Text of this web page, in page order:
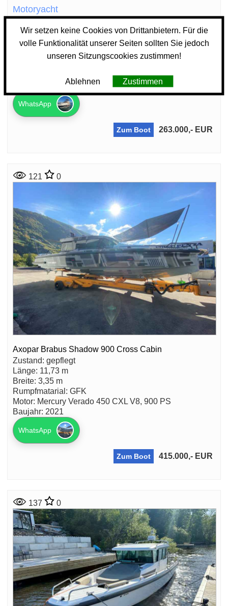
Motoryacht
Zustand: gepflegt
Länge: 11,9 m
Breite: 3,82 m
Motor: Cummins Diesel 5,9 Liter, 760 PS
WhatsApp
Zum Boot 263.000,- EUR
121 0
Axopar Brabus Shadow 900 Cross Cabin
Zustand: gepflegt
Länge: 11,73 m
Breite: 3,35 m
Rumpfmatarial: GFK
Motor: Mercury Verado 450 CXL V8, 900 PS
Baujahr: 2021
WhatsApp
Zum Boot 415.000,- EUR
137 0
Wir setzen keine Cookies von Drittanbietern. Für die
volle Funktionalität unserer Seiten sollten Sie jedoch
unseren Sitzungscookies zustimmen!
Ablehnen Zustimmen